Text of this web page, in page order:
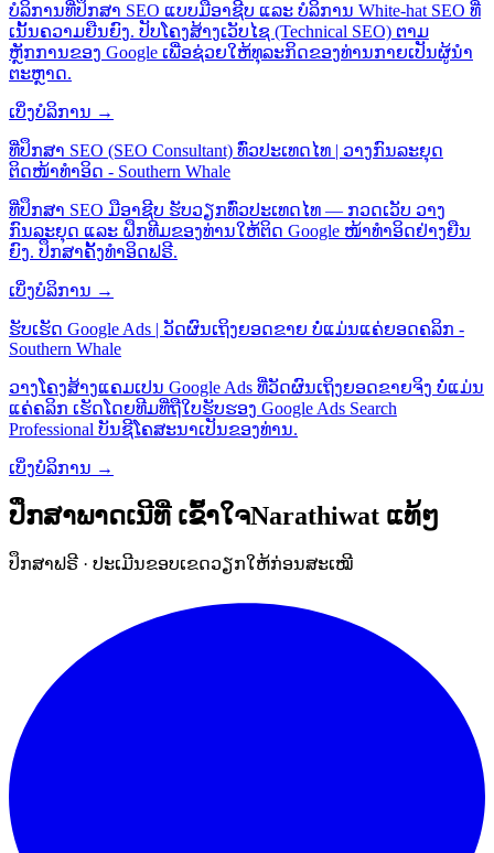
ບໍລິການທີ່ປຶກສາ SEO ແບບມືອາຊີບ ແລະ ບໍລິການ White-hat SEO ທີ່
ເນັ້ນຄວາມຍືນຍົງ. ປັບໂຄງສ້າງເວັບໄຊ (Technical SEO) ຕາມ
ຫຼັກການຂອງ Google ເພື່ອຊ່ວຍໃຫ້ທຸລະກິດຂອງທ່ານກາຍເປັນຜູ້ນຳ
ຕະຫຼາດ.
ເບິ່ງບໍລິການ →
ທີ່ປຶກສາ SEO (SEO Consultant) ທົ່ວປະເທດໄທ | ວາງກົນລະຍຸດ
ຕິດໜ້າທຳອິດ - Southern Whale
ທີ່ປຶກສາ SEO ມືອາຊີບ ຮັບວຽກທົ່ວປະເທດໄທ — ກວດເວັບ ວາງ
ກົນລະຍຸດ ແລະ ຝຶກທີມຂອງທ່ານໃຫ້ຕິດ Google ໜ້າທຳອິດຢ່າງຍືນ
ຍົງ. ປຶກສາຄັ້ງທຳອິດຟຣີ.
ເບິ່ງບໍລິການ →
ຮັບເຮັດ Google Ads | ວັດຜົນເຖິງຍອດຂາຍ ບໍ່ແມ່ນແຄ່ຍອດຄລິກ -
Southern Whale
ວາງໂຄງສ້າງແຄມເປນ Google Ads ທີ່ວັດຜົນເຖິງຍອດຂາຍຈິງ ບໍ່ແມ່ນ
ແຄ່ຄລິກ ເຮັດໂດຍທີມທີ່ຖືໃບຮັບຮອງ Google Ads Search
Professional ບັນຊີໂຄສະນາເປັນຂອງທ່ານ.
ເບິ່ງບໍລິການ →
ປຶກສາພາດເນີທີ່ ເຂົ້າໃຈNarathiwat ແທ້ໆ
ປຶກສາຟຣີ · ປະເມີນຂອບເຂດວຽກໃຫ້ກ່ອນສະເໝີ